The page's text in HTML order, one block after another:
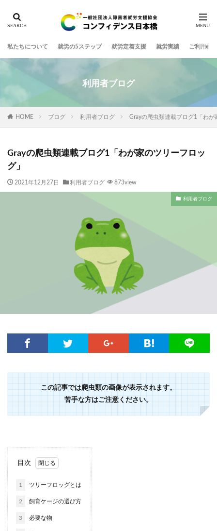
私たちについて 就労の5ステップ 就労定着支援 就労実績 ご利用ま
利用者ブログ
HOME ブログ 利用者ブログ Grayの爬虫類連載ブログ1「わが
Grayの爬虫類連載ブログ1「わが家のツリーフロッ
グ」
2021年12月27日 利用者ブログ 873view
利用者ブログ
この記事では爬虫類の画像が表示されます。
苦手な方はご注意ください。
目次
1 ツリーフロッグとは
2 飼育ケージの選び方
3 必要な物